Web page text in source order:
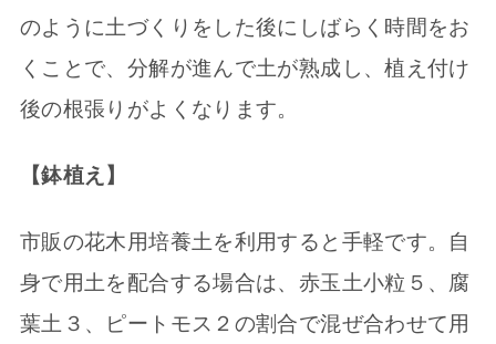
のように土づくりをした後にしばらく時間をお
くことで、分解が進んで土が熟成し、植え付け
後の根張りがよくなります。
【鉢植え】
市販の花木用培養土を利用すると手軽です。自
身で用土を配合する場合は、赤玉土小粒５、腐
葉土３、ピートモス２の割合で混ぜ合わせて用